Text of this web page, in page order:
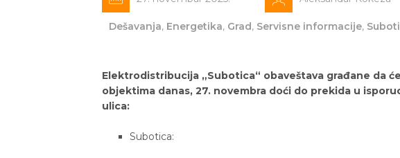
Dešavanja, Energetika, Grad , Servisne informacije,
Elektrodistribucija „Subotica“ obaveštava građane da
objektima danas, 27. novembra doći do prekida u
ulica:
Subotica: